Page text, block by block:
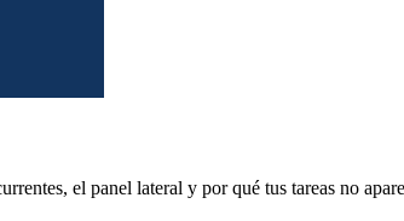
el panel lateral y por qué tus tareas no